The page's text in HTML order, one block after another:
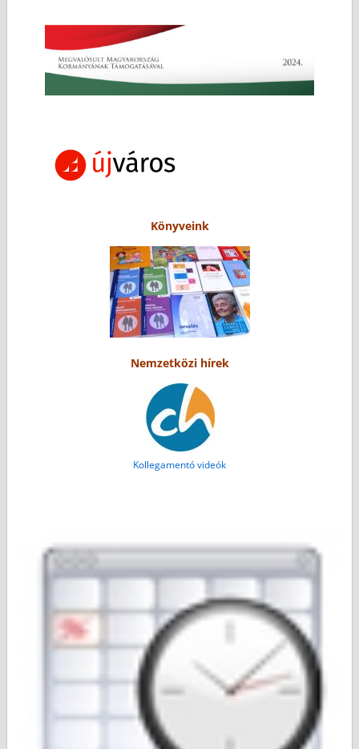
Könyveink
Nemzetközi hírek
Kollegamentó videók